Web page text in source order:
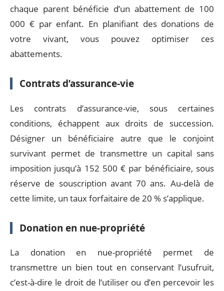
chaque parent bénéficie d’un abattement de 100
000 € par enfant. En planifiant des donations de
votre vivant, vous pouvez optimiser ces
abattements.
Contrats d’assurance-vie
Les contrats d’assurance-vie, sous certaines
conditions, échappent aux droits de succession.
Désigner un bénéficiaire autre que le conjoint
survivant permet de transmettre un capital sans
imposition jusqu’à 152 500 € par bénéficiaire, sous
réserve de souscription avant 70 ans. Au-delà de
cette limite, un taux forfaitaire de 20 % s’applique.
Donation en nue-propriété
La donation en nue-propriété permet de
transmettre un bien tout en conservant l’usufruit,
c’est-à-dire le droit de l’utiliser ou d’en percevoir les